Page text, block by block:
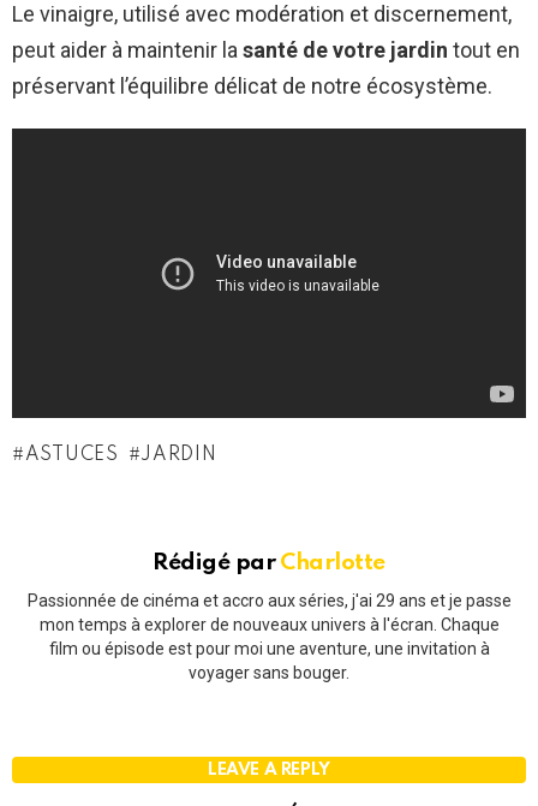
Le vinaigre, utilisé avec modération et discernement,
peut aider à maintenir lasanté de votre jardin tout en
préservant l’équilibre délicat de notre écosystème.
ASTUCES JARDIN
Rédigé par Charlotte
Passionnée de cinéma et accro aux séries, j'ai 29 ans et je passe
mon temps à explorer de nouveaux univers à l'écran. Chaque
film ou épisode est pour moi une aventure, une invitation à
voyager sans bouger.
LEAVE A REPLY